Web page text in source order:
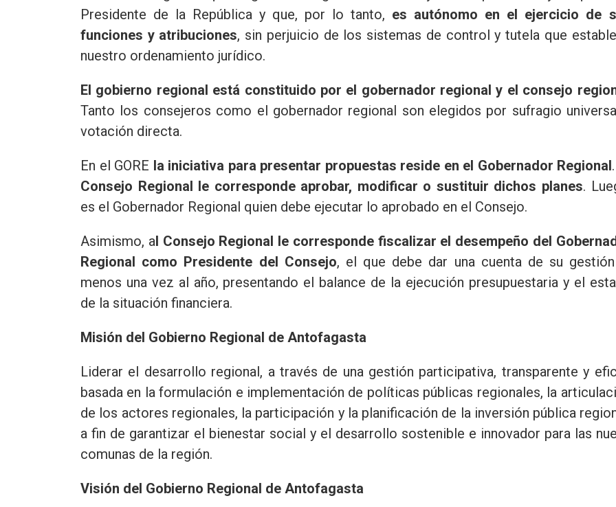
Presidente de la República y que, por lo tanto, es autónomo en el ejercicio de
funciones y atribuciones, sin perjuicio de los sistemas de control y tutela que
nuestro ordenamiento jurídico.
El gobierno regional está constituido por el gobernador regional y el consejo
Tanto los consejeros como el gobernador regional son elegidos por sufragio
votación directa.
En el GORE la iniciativa para presentar propuestas reside en el Gobernador Regional
Consejo Regional le corresponde aprobar, modificar o sustituir dichos planes.
es el Gobernador Regional quien debe ejecutar lo aprobado en el Consejo.
Asimismo, al Consejo Regional le corresponde fiscalizar el desempeño del
Regional como Presidente del Consejo, el que debe dar una cuenta de su
menos una vez al año, presentando el balance de la ejecución presupuestaria y el
de la situación financiera.
Misión del Gobierno Regional de Antofagasta
Liderar el desarrollo regional, a través de una gestión participativa, transparente y
basada en la formulación e implementación de políticas públicas regionales, la
de los actores regionales, la participación y la planificación de la inversión pública
a fin de garantizar el bienestar social y el desarrollo sostenible e innovador para las
comunas de la región.
Visión del Gobierno Regional de Antofagasta